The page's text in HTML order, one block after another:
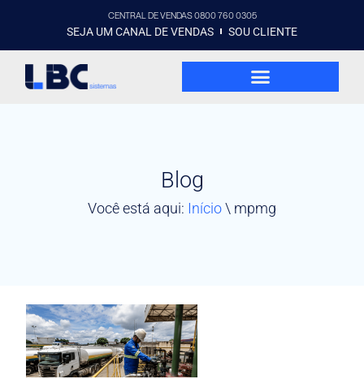
CENTRAL DE VENDAS 0800 760 0305
SEJA UM CANAL DE VENDAS SOU CLIENTE
Blog
Você está aqui: Início\ mpmg